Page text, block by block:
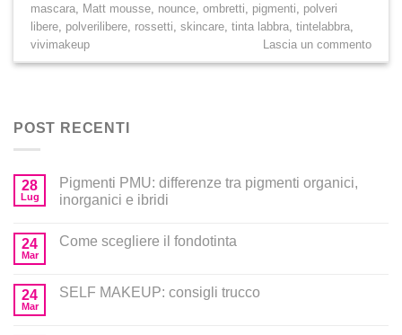
mascara
Matt mousse nounce ,ombretti pigmenti
polveri
libere polverilibere rossetti ,skincare ,tinta labbra ,tintelabbra
vivimakeup
Lascia un commento
POST RECENTI
28
Lug
Pigmenti PMU: differenze tra pigmenti organici,
inorganici e ibridi
24
Mar
Come scegliere il fondotinta
24
Mar
SELF MAKEUP: consigli trucco